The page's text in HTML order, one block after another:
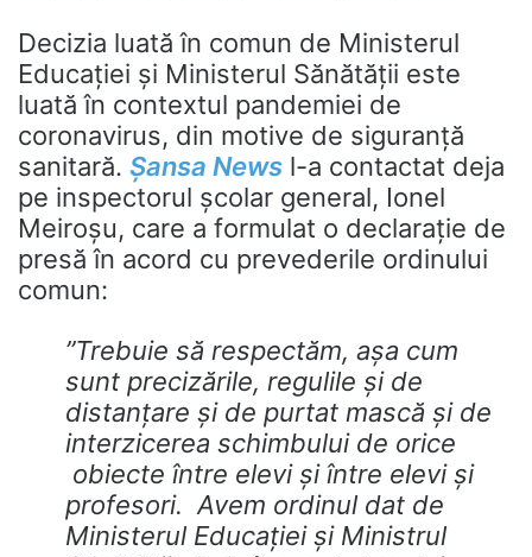
Decizia luată în comun de Ministerul
Educației și Ministerul Sănătății este
luată în contextul pandemiei de
coronavirus, din motive de siguranță
sanitară. Șansa News l-a contactat deja
pe inspectorul școlar general, Ionel
Meiroșu, care a formulat o declarație de
presă în acord cu prevederile ordinului
comun:
”Trebuie să respectăm, așa cum
sunt precizările, regulile și de
distanțare și de purtat mască și de
interzicerea schimbului de orice
obiecte între elevi și între elevi și
profesori. Avem ordinul dat de
Ministerul Educației și Ministrul